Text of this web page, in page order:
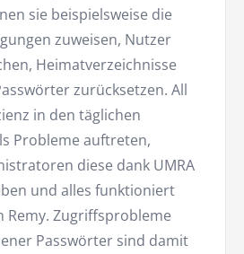
sie beispielsweise die
zuweisen, Nutzer
Heimatverzeichnisse
zurücksetzen. All
in den täglichen
Probleme auftreten,
diese dank UMRA
und alles funktioniert
Remy. Zugriffsprobleme
Passwörter sind damit